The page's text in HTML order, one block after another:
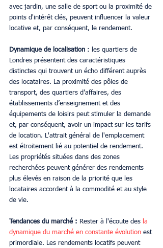
avec jardin, une salle de sport ou la proximité de
points d'intérêt clés, peuvent influencer la valeur
locative et, par conséquent, le rendement.
Dynamique de localisation : les quartiers de
Londres présentent des caractéristiques
distinctes qui trouvent un écho différent auprès
des locataires. La proximité des pôles de
transport, des quartiers d’affaires, des
établissements d’enseignement et des
équipements de loisirs peut stimuler la demande
et, par conséquent, avoir un impact sur les tarifs
de location. L'attrait général de l'emplacement
est étroitement lié au potentiel de rendement.
Les propriétés situées dans des zones
recherchées peuvent générer des rendements
plus élevés en raison de la priorité que les
locataires accordent à la commodité et au style
de vie.
Tendances du marché : Rester à l'écoute des la
dynamique du marché en constante évolution est
primordiale. Les rendements locatifs peuvent